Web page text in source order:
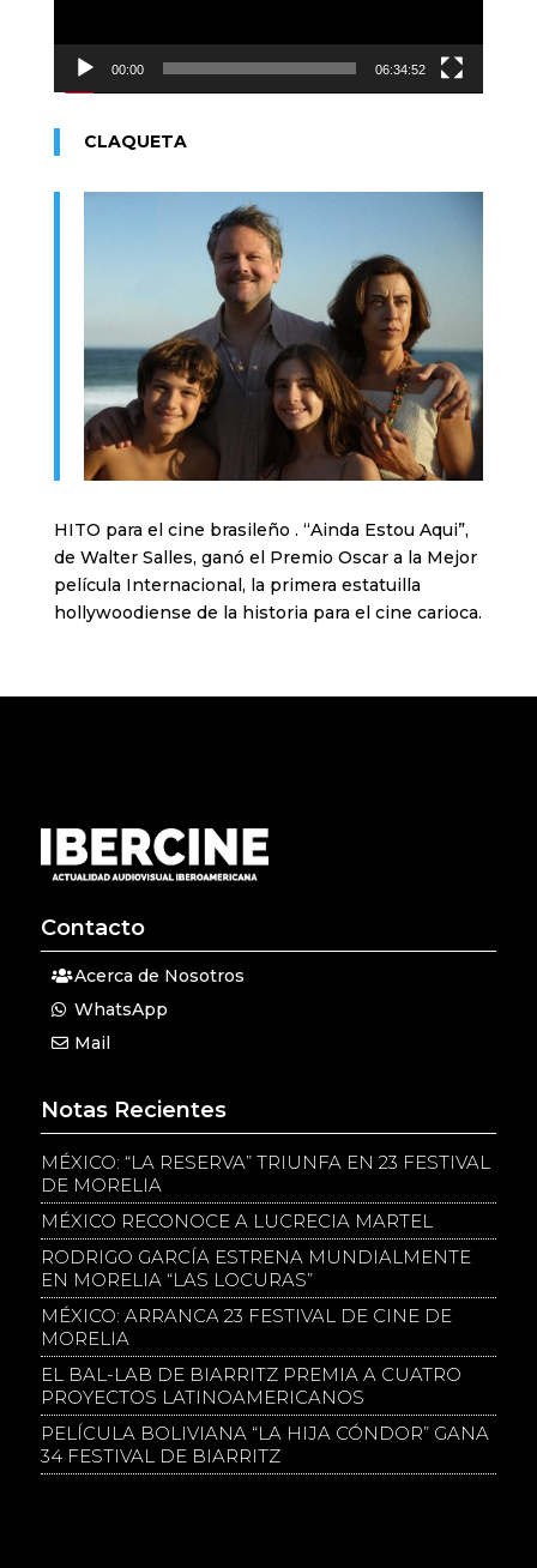
00:00 06:34:52
CLAQUETA
HITO para el cine brasileño . “Ainda Estou Aqui”,
de Walter Salles, ganó el Premio Oscar a la Mejor
película Internacional, la primera estatuilla
hollywoodiense de la historia para el cine carioca.
Contacto
Acerca de Nosotros
WhatsApp
Mail
Notas Recientes
MÉXICO: “LA RESERVA” TRIUNFA EN 23 FESTIVAL
DE MORELIA
MÉXICO RECONOCE A LUCRECIA MARTEL
RODRIGO GARCÍA ESTRENA MUNDIALMENTE
EN MORELIA “LAS LOCURAS”
MÉXICO: ARRANCA 23 FESTIVAL DE CINE DE
MORELIA
EL BAL-LAB DE BIARRITZ PREMIA A CUATRO
PROYECTOS LATINOAMERICANOS
PELÍCULA BOLIVIANA “LA HIJA CÓNDOR” GANA
34 FESTIVAL DE BIARRITZ